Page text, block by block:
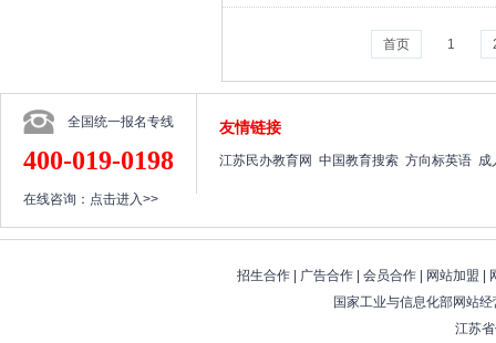
首页 1
全国统一报名专线
400-019-0198
在线咨询： 点击进入>>
友情链接
江苏民办教育网 中国教育搜索 方向标英语 成
招生合作| 广告合作| 会员合作| 网站加盟 |
国家工业与信息化部网站
江苏